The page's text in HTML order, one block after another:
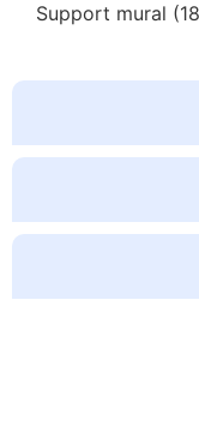
Support mural